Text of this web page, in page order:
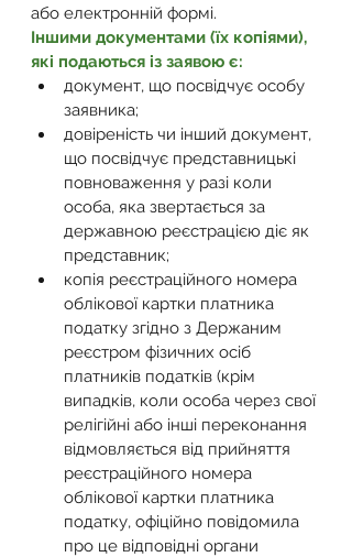
або електронній формі.
Іншими документами (їх копіями),
які подаються із заявою є:
документ, що посвідчує особу
заявника;
довіреність чи інший документ,
що посвідчує представницькі
повноваження у разі коли
особа, яка звертається за
державною реєстрацією діє як
представник;
копія реєстраційного номера
облікової картки платника
податку згідно з Держаним
реєстром фізичних осіб
платників податків (крім
випадків, коли особа через свої
релігійні або інші переконання
відмовляється від прийняття
реєстраційного номера
облікової картки платника
податку, офіційно повідомила
про це відповідні органи